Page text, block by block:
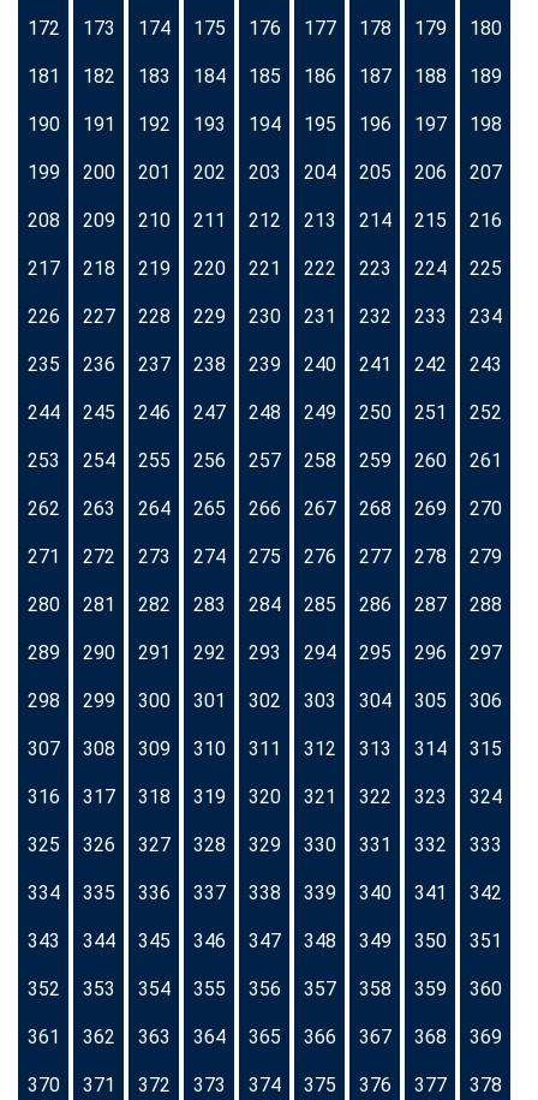
172 173 174 175 176 177 178 179 180
181 182 183 184 185 186 187 188 189
190 191 192 193 194 195 196 197 198
199 200 201 202 203 204 205 206 207
208 209 210 211 212 213 214 215 216
217 218 219 220 221 222 223 224 225
226 227 228 229 230 231 232 233 234
235 236 237 238 239 240 241 242 243
244 245 246 247 248 249 250 251 252
253 254 255 256 257 258 259 260 261
262 263 264 265 266 267 268 269 270
271 272 273 274 275 276 277 278 279
280 281 282 283 284 285 286 287 288
289 290 291 292 293 294 295 296 297
298 299 300 301 302 303 304 305 306
307 308 309 310 311 312 313 314 315
316 317 318 319 320 321 322 323 324
325 326 327 328 329 330 331 332 333
334 335 336 337 338 339 340 341 342
343 344 345 346 347 348 349 350 351
352 353 354 355 356 357 358 359 360
361 362 363 364 365 366 367 368 369
370 371 372 373 374 375 376 377 378